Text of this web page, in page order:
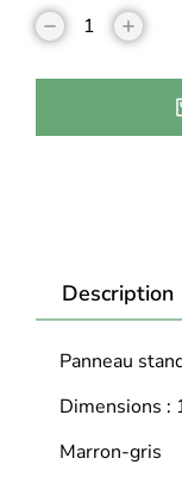
Description
Panneau
Dimensions :
Marron-gris